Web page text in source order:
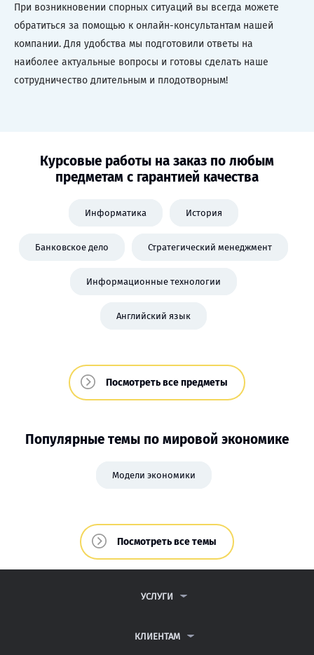
При возникновении спорных ситуаций вы всегда можете
обратиться за помощью к онлайн-консультантам нашей
компании. Для удобства мы подготовили ответы на
наиболее актуальные вопросы и готовы сделать наше
сотрудничество длительным и плодотворным!
Курсовые работы на заказ по любым
предметам с гарантией качества
Информатика История
Банковское дело Стратегический менеджмент
Информационные технологии
Английский язык
Посмотреть все предметы
Популярные темы по мировой экономике
Модели экономики
Посмотреть все темы
УСЛУГИ
ДИПЛОМНЫЕ РАБОТЫ
КЛИЕНТАМ